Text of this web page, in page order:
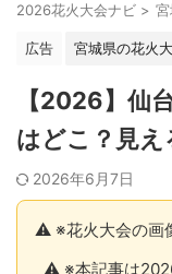
2026花火大会ナビ >
広告 宮城県の花火
【2026】仙
はどこ？見
2026年6月7日
⚠️ ※花火大会の画
⚠️ ※本記事は